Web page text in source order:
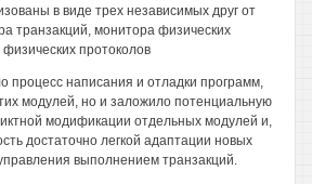
в виде трех независимых друг от
транзакций, монитора физических
протоколов
процесс написания и отладки программ,
модулей, но и заложило потенциальную
модификации отдельных модулей и,
достаточно легкой адаптации новых
выполнением транзакций.